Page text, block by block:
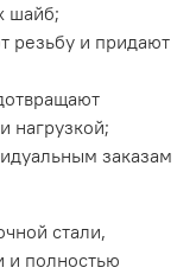
шайб;
резьбу и придают
нагрузкой;
заказам
стали,
и полностью